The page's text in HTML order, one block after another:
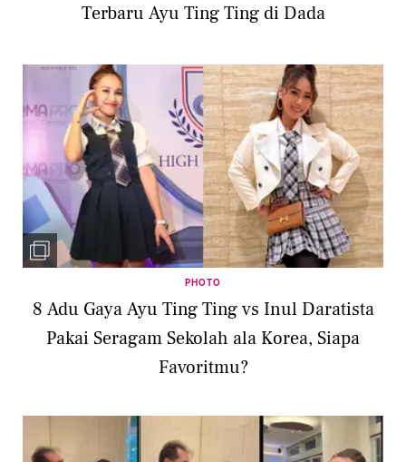
Terbaru Ayu Ting Ting di Dada
PHOTO
8 Adu Gaya Ayu Ting Ting vs Inul Daratista
Pakai Seragam Sekolah ala Korea, Siapa
Favoritmu?